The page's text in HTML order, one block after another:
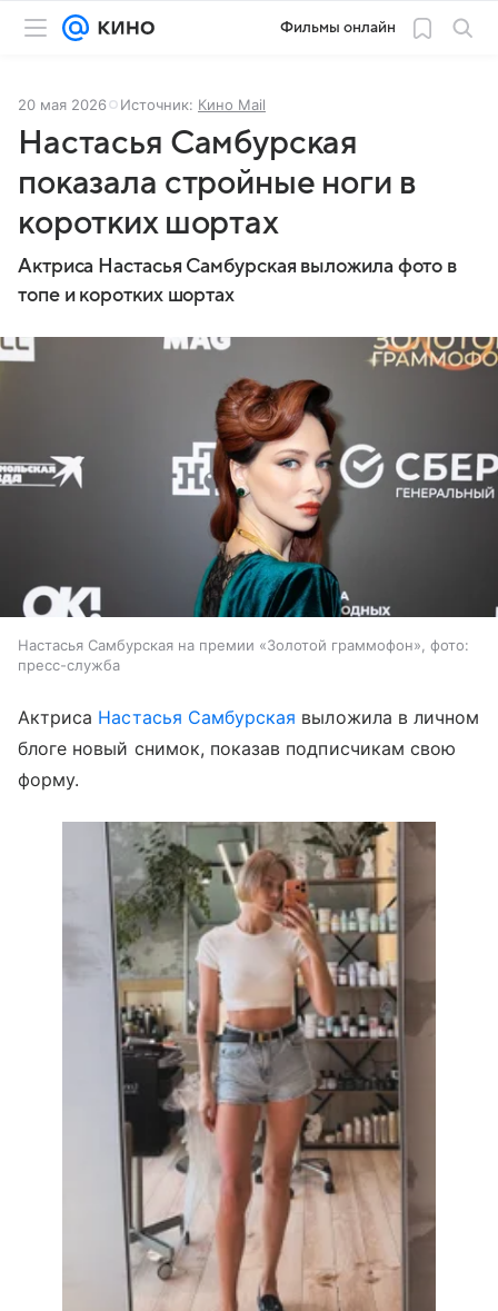
Фильмы онлайн
20 мая 2026 Источник: Кино Mail
Настасья Самбурская
показала стройные ноги в
коротких шортах
Актриса Настасья Самбурская выложила фото в
топе и коротких шортах
Настасья Самбурская на премии «Золотой граммофон», фото:
пресс-служба
Актриса Настасья Самбурская выложила в личном
блоге новый снимок, показав подписчикам свою
форму.